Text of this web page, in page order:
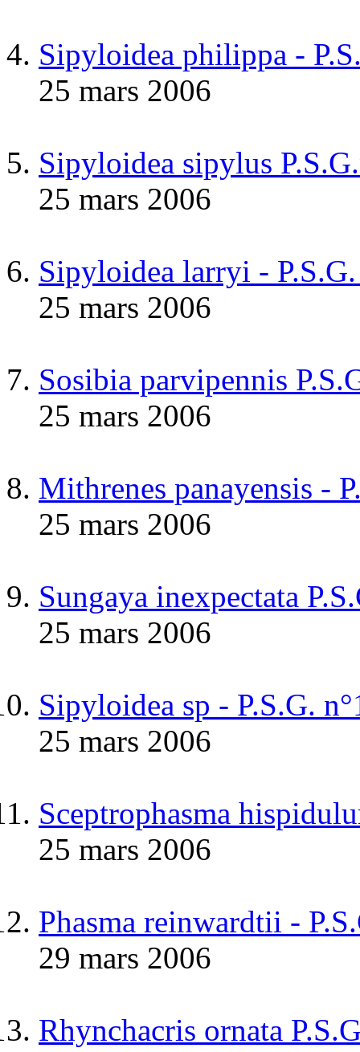
Sipyloidea philippa -
25 mars 2006
Sipyloidea sipylus
25 mars 2006
Sipyloidea larryi -
25 mars 2006
Sosibia parvipennis
25 mars 2006
Mithrenes panayensis -
25 mars 2006
Sungaya inexpectata
25 mars 2006
Sipyloidea sp - P.S.G.
25 mars 2006
Sceptrophasma
25 mars 2006
Phasma reinwardtii -
29 mars 2006
Rhynchacris ornata